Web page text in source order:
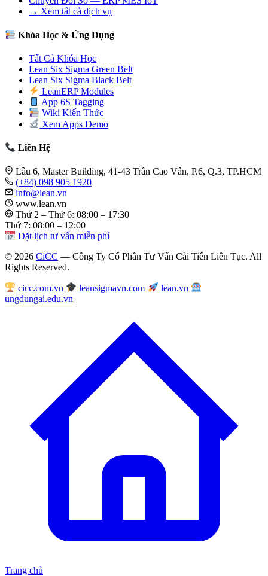
→ Xem tất cả dịch vụ
Khóa Học & Ứng Dụng
Tất Cả Khóa Học
Lean Six Sigma Green Belt
Lean Six Sigma Black Belt
LeanERP Modules
App 6S Tagging
Wiki Kiến Thức
Xem Apps Demo
Liên Hệ
Lầu 6, Master Building, 41-43 Trần Cao Vân, P.6, Q.3, TP.HCM
(+84) 098 905 1920
info@lean.vn
www.lean.vn
Thứ 2 – Thứ 6: 08:00 – 17:30
Thứ 7: 08:00 – 12:00
Đặt lịch tư vấn miễn phí
© 2026 CiCC — Công Ty Cổ Phần Tư Vấn Cải Tiến Liên Tục. All
Rights Reserved.
cicc.com.vn leansigmavn.com
lean.vn
ungdungai.edu.vn
Trang chủ